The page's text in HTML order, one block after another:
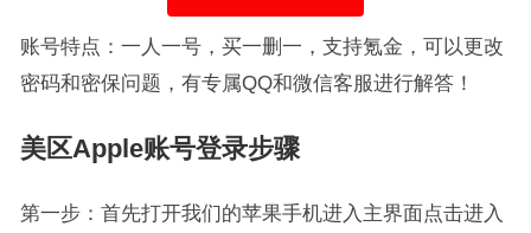
账号特点：一人一号，买一删一，支持氪金，可以更改
密码和密保问题，有专属QQ和微信客服进行解答！
美区Apple账号登录步骤
第一步：首先打开我们的苹果手机进入主界面点击进入